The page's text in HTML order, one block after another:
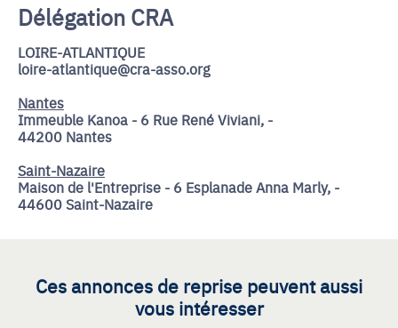
Délégation CRA
LOIRE-ATLANTIQUE
loire-atlantique@cra-asso.org
Nantes
Immeuble Kanoa - 6 Rue René Viviani, -
44200 Nantes
Saint-Nazaire
Maison de l'Entreprise - 6 Esplanade Anna Marly, -
44600 Saint-Nazaire
Ces annonces de reprise peuvent aussi
vous intéresser